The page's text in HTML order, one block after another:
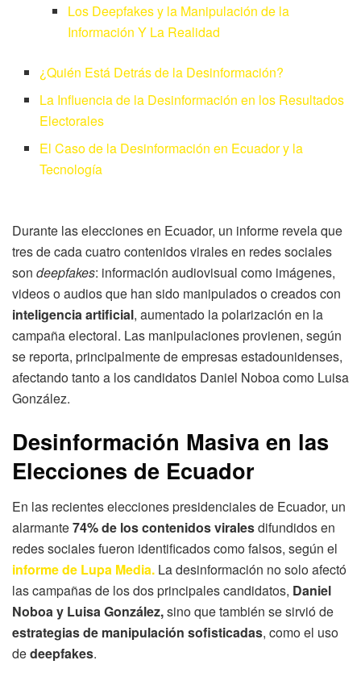
Los Deepfakes y la Manipulación de la
Información Y La Realidad
¿Quién Está Detrás de la Desinformación?
La Influencia de la Desinformación en los Resultados
Electorales
El Caso de la Desinformación en Ecuador y la
Tecnología
Durante las elecciones en Ecuador, un informe revela que
tres de cada cuatro contenidos virales en redes sociales
son deepfakes: información audiovisual como imágenes,
videos o audios que han sido manipulados o creados con
inteligencia artificial, aumentado la polarización en la
campaña electoral. Las manipulaciones provienen, según
se reporta, principalmente de empresas estadounidenses,
afectando tanto a los candidatos Daniel Noboa como Luisa
González.
Desinformación Masiva en las
Elecciones de Ecuador
En las recientes elecciones presidenciales de Ecuador, un
alarmante74% de los contenidos viralesdifundidos en
redes sociales fueron identificados como falsos, según el
informe de Lupa Media. La desinformación no solo afectó
las campañas de los dos principales candidatos, Daniel
Noboa y Luisa González,sino que también se sirvió de
estrategias de manipulación sofisticadas, como el uso
dedeepfakes.